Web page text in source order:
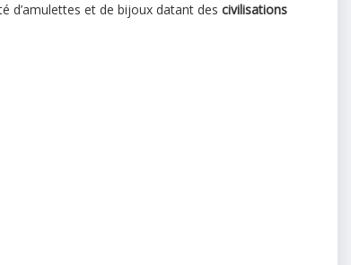
d’amulettes et de bijoux datant des civilisations